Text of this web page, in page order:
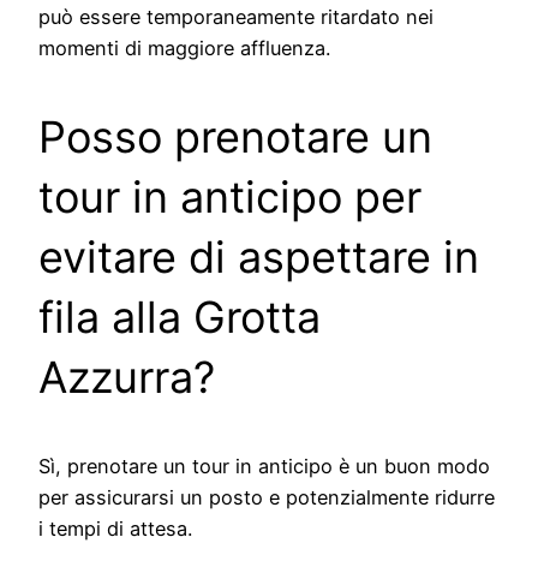
può essere temporaneamente ritardato nei
momenti di maggiore affluenza.
Posso prenotare un
tour in anticipo per
evitare di aspettare in
fila alla Grotta
Azzurra?
Sì, prenotare un tour in anticipo è un buon modo
per assicurarsi un posto e potenzialmente ridurre
i tempi di attesa.